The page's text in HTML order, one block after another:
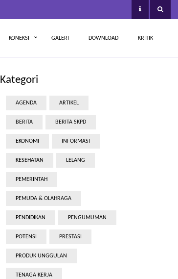
KONEKSI GALERI DOWNLOAD KRITIK
Kategori
AGENDA ARTIKEL
BERITA BERITA SKPD
EKONOMI INFORMASI
KESEHATAN LELANG
PEMERINTAH
PEMUDA & OLAHRAGA
PENDIDIKAN PENGUMUMAN
POTENSI PRESTASI
PRODUK UNGGULAN
TENAGA KERJA